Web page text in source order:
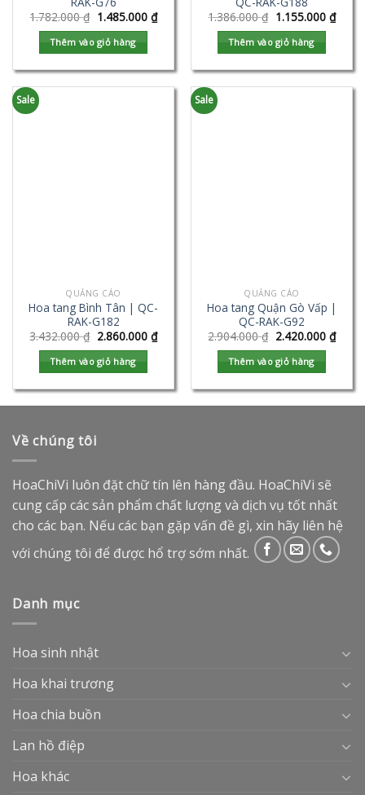
1.782.000₫ 1.485.000 ₫
Thêm vào giỏ hàng
1.386.000₫ 1.155.000 ₫
Thêm vào giỏ hàng
Sale
QUẢNG CÁO
Hoa tang Bình Tân | QC-
RAK-G182
3.432.000₫ 2.860.000 ₫
Thêm vào giỏ hàng
Sale
QUẢNG CÁO
Hoa tang Quận Gò Vấp |
QC-RAK-G92
2.904.000₫ 2.420.000 ₫
Thêm vào giỏ hàng
Về chúng tôi
HoaChiVi luôn đặt chữ tín lên hàng đầu. HoaChiVi sẽ
cung cấp các sản phẩm chất lượng và dịch vụ tốt nhất
cho các bạn. Nếu các bạn gặp vấn đề gì, xin hãy liên hệ
với chúng tôi để được hổ trợ sớm nhất.
Danh mục
Hoa sinh nhật
Hoa khai trương
Hoa chia buồn
Lan hồ điệp
Hoa khác